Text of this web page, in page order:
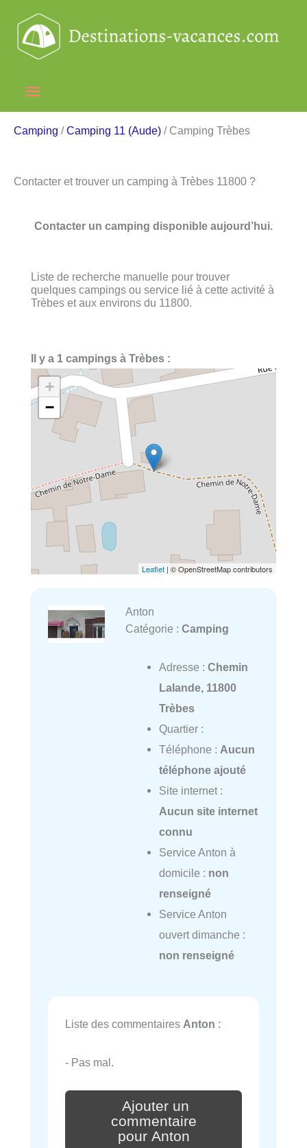
contenu
Menu
principal
Camping /Camping 11 (Aude) / Camping Trèbes
Contacter et trouver un camping à Trèbes 11800 ?
Contacter un camping disponible aujourd’hui.
Liste de recherche manuelle pour trouver
quelques campings ou service lié à cette activité à
Trèbes et aux environs du 11800.
Il y a 1 campings à Trèbes :
+
−
Leaflet | © OpenStreetMap contributors
Anton
Catégorie : Camping
Adresse : Chemin
Lalande, 11800
Trèbes
Quartier :
Téléphone : Aucun
téléphone ajouté
Site internet :
Aucun site internet
connu
Service Anton à
domicile : non
renseigné
Service Anton
ouvert dimanche :
non renseigné
Liste des commentaires Anton :
- Pas mal.
Ajouter un
commentaire
pour Anton